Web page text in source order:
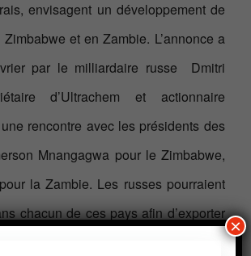
envisagent un développement de
et en Zambie. L’annonce a
par le milliardaire russe Dmitri
d’Ultrachem et actionnaire
rencontre avec les présidents des
Mnangagwa pour le Zimbabwe,
la Zambie. Les russes pourraient
chacun de ces pays afin d’exporter
Pour des raisons différentes, le
×